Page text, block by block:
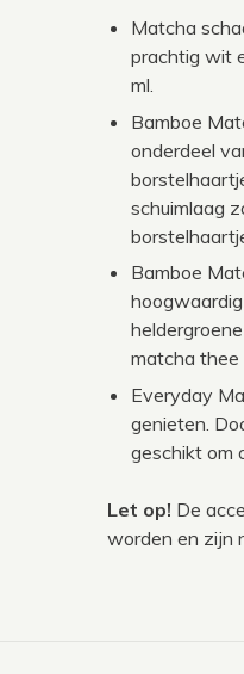
Matcha
prachtig wit
ml.
Bamboe
onderdeel
schuimlaag
Bamboe
matcha thee
Everyday
genieten.
geschikt om
Let op! De
worden en zijn